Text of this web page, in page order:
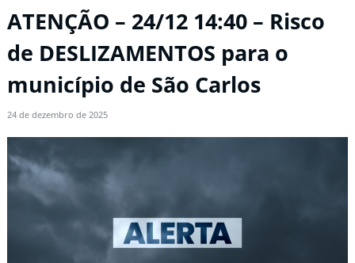
ATENÇÃO – 24/12 14:40 – Risco
de DESLIZAMENTOS para o
município de São Carlos
24 de dezembro de 2025